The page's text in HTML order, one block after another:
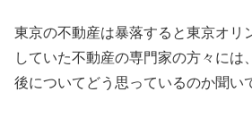
東京の不動産は暴落すると東京オリ
していた不動産の専門家の方々には
後についてどう思っているのか聞い